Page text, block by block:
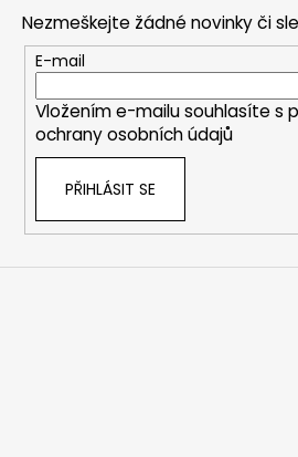
Nezmeškejte žádné novinky či
E-mail
Vložením e-mailu souhlasíte s
ochrany osobních údajů
PŘIHLÁSIT SE